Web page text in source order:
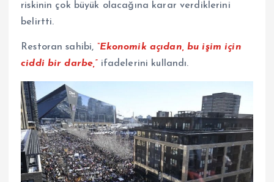
riskinin çok büyük olacağına karar verdiklerini
belirtti.
Restoran sahibi, “Ekonomik açıdan, bu işim için
ciddi bir darbe,”ifadelerini kullandı.